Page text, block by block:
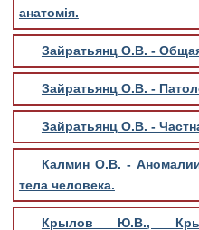
анатомія.
Зайратьянц О.В. -
Зайратьянц О.В. -
Зайратьянц О.В. -
Калмин О.В. -
тела человека.
Крылов Ю.В.,